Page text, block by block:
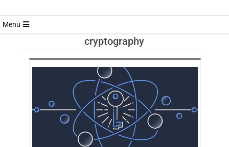
RIVISTA
TRENDS
Menu
cryptography